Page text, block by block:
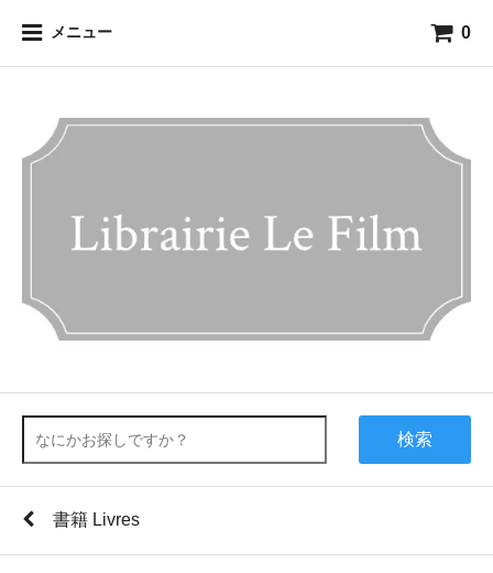
メニュー 0
検索
書籍 Livres